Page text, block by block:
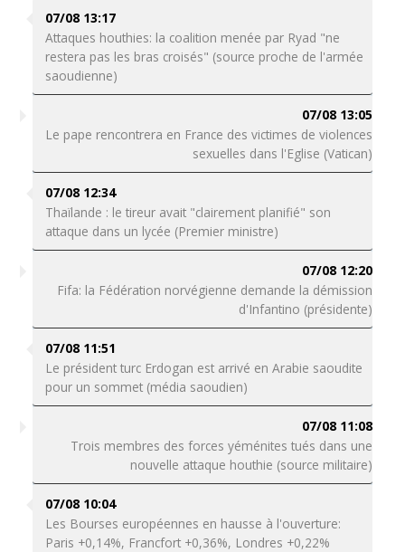
07/08 13:17
Attaques houthies: la coalition menée par Ryad "ne
restera pas les bras croisés" (source proche de l'armée
saoudienne)
07/08 13:05
Le pape rencontrera en France des victimes de violences
sexuelles dans l'Eglise (Vatican)
07/08 12:34
Thaïlande : le tireur avait "clairement planifié" son
attaque dans un lycée (Premier ministre)
07/08 12:20
Fifa: la Fédération norvégienne demande la démission
d'Infantino (présidente)
07/08 11:51
Le président turc Erdogan est arrivé en Arabie saoudite
pour un sommet (média saoudien)
07/08 11:08
Trois membres des forces yéménites tués dans une
nouvelle attaque houthie (source militaire)
07/08 10:04
Les Bourses européennes en hausse à l'ouverture:
Paris +0,14%, Francfort +0,36%, Londres +0,22%